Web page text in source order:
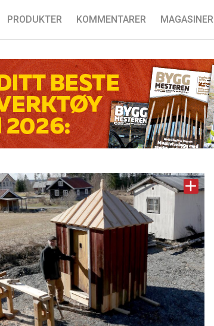
PRODUKTER KOMMENTARER MAGASINER